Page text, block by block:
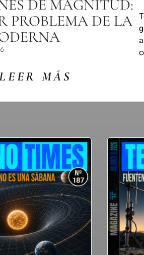
DE MAGNITUD:
PROBLEMA DE LA
MÁS